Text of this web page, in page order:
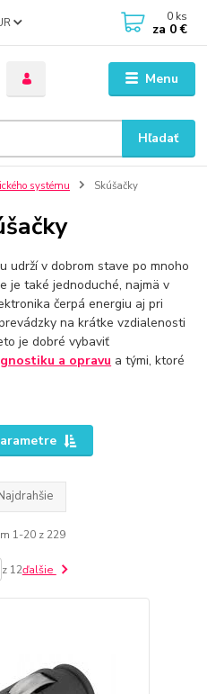
Menu
Hľadať
0 ks
za 0 €
systému Skúšačky
udrží v dobrom stave po mnoho
je také jednoduché, najmä v
čerpá energiu aj pri
na krátke vzdialenosti
je dobré vybaviť
a opravu a tými, ktoré
1-20 z 229
z 12ďalšie